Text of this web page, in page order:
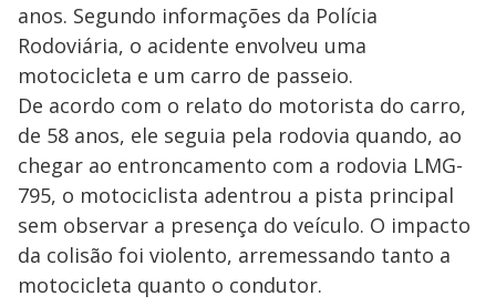
anos. Segundo informações da Polícia
Rodoviária, o acidente envolveu uma
motocicleta e um carro de passeio.
De acordo com o relato do motorista do carro,
de 58 anos, ele seguia pela rodovia quando, ao
chegar ao entroncamento com a rodovia LMG-
795, o motociclista adentrou a pista principal
sem observar a presença do veículo. O impacto
da colisão foi violento, arremessando tanto a
motocicleta quanto o condutor.